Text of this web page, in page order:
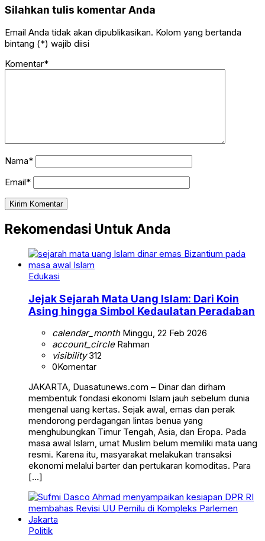
Silahkan tulis komentar Anda
Email Anda tidak akan dipublikasikan. Kolom yang bertanda
bintang (*) wajib diisi
Komentar*
Nama*
Email*
Rekomendasi Untuk Anda
Edukasi
Jejak Sejarah Mata Uang Islam: Dari Koin
Asing hingga Simbol Kedaulatan Peradaban
calendar_monthMinggu, 22 Feb 2026
account_circleRahman
visibility312
0Komentar
JAKARTA, Duasatunews.com – Dinar dan dirham
membentuk fondasi ekonomi Islam jauh sebelum dunia
mengenal uang kertas. Sejak awal, emas dan perak
mendorong perdagangan lintas benua yang
menghubungkan Timur Tengah, Asia, dan Eropa. Pada
masa awal Islam, umat Muslim belum memiliki mata uang
resmi. Karena itu, masyarakat melakukan transaksi
ekonomi melalui barter dan pertukaran komoditas. Para
[…]
Politik